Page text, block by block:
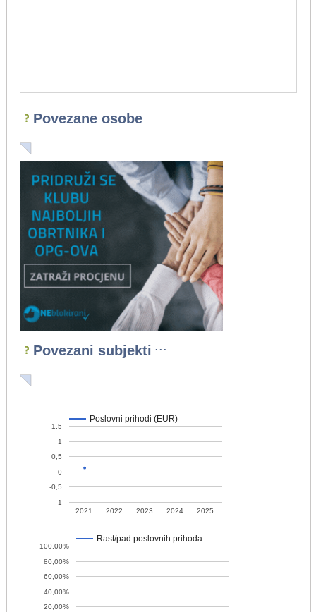
Povezane osobe
Povezani subjekti ...
Poslovni prihodi (EUR)
2021. 2022. 2023. 2024. 2025.
-1
-0,5
0
0,5
1
1,5
Rast/pad poslovnih prihoda
20,00%
40,00%
60,00%
80,00%
100,00%